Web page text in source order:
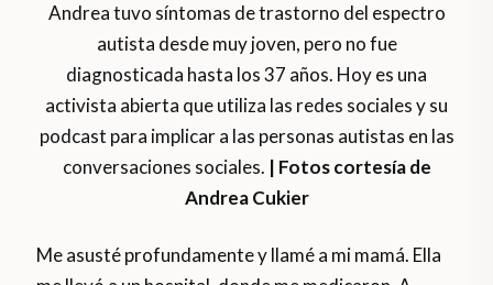
Andrea tuvo síntomas de trastorno del espectro
autista desde muy joven, pero no fue
diagnosticada hasta los 37 años. Hoy es una
activista abierta que utiliza las redes sociales y su
podcast para implicar a las personas autistas en las
conversaciones sociales. | Fotos cortesía de
Andrea Cukier
Me asusté profundamente y llamé a mi mamá. Ella